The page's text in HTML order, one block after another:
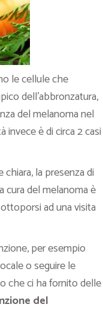
le cellule che
dell’abbronzatura,
del melanoma nel
è di circa 2 casi
la presenza di
cura del melanoma è
ad una visita
per esempio
o seguire le
che ci ha fornito delle
del